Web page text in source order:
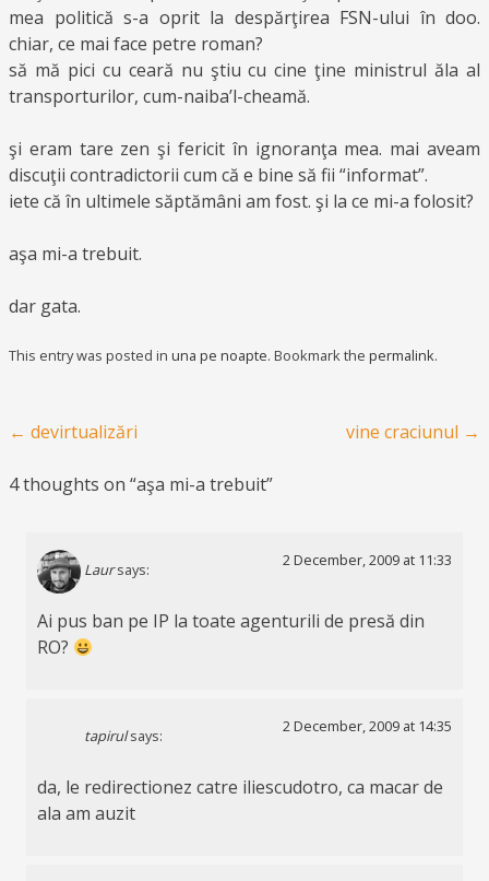
mea politică s-a oprit la despărţirea FSN-ului în doo.
chiar, ce mai face petre roman?
să mă pici cu ceară nu ştiu cu cine ţine ministrul ăla al
transporturilor, cum-naiba’l-cheamă.
şi eram tare zen şi fericit în ignoranţa mea. mai aveam
discuţii contradictorii cum că e bine să fii “informat”.
iete că în ultimele săptămâni am fost. şi la ce mi-a folosit?
aşa mi-a trebuit.
dar gata.
This entry was posted in una pe noapte. Bookmark the permalink.
Post navigation
← devirtualizări vine craciunul →
4 thoughts on “aşa mi-a trebuit”
Laur says:
2 December, 2009 at 11:33
Ai pus ban pe IP la toate agenturili de presă din
RO?
tapirul says:
2 December, 2009 at 14:35
da, le redirectionez catre iliescudotro, ca macar de
ala am auzit